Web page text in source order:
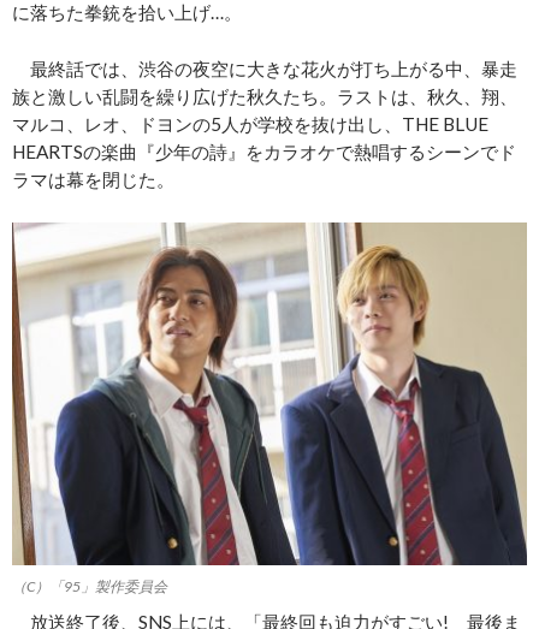
に落ちた拳銃を拾い上げ…。
最終話では、渋谷の夜空に大きな花火が打ち上がる中、暴走
族と激しい乱闘を繰り広げた秋久たち。ラストは、秋久、翔、
マルコ、レオ、ドヨンの5人が学校を抜け出し、THE BLUE
HEARTSの楽曲『少年の詩』をカラオケで熱唱するシーンでド
ラマは幕を閉じた。
（C）「95」製作委員会
放送終了後、SNS上には、「最終回も迫力がすごい! 最後ま